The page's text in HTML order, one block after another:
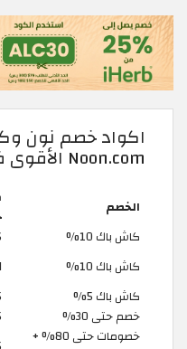
اكواد خصم نون
Noon.com الأقوى في أغسطس 2026
الخصم
كاش باك 10%
كاش باك 10%
كاش باك 5%
خصم حتى 30%
خصومات حتى 80% +